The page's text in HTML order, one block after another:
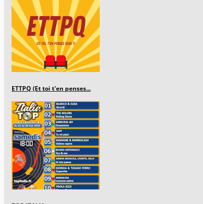
ETTPQ (Et toi t'en penses...